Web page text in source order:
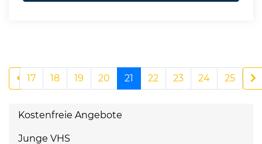
17 18 19 20 21 22 23 24 25
Kostenfreie Angebote
Junge VHS